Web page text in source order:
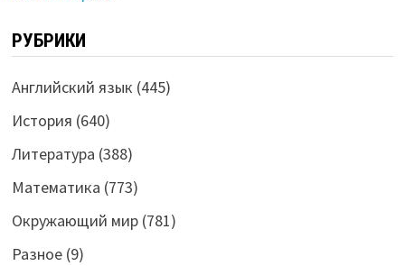
РУБРИКИ
Английский язык (445)
История (640)
Литература (388)
Математика (773)
Окружающий мир(781)
Разное(9)